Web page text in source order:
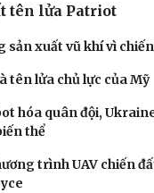
tên lửa Patriot
sản xuất vũ khí vì
tên lửa chủ lực của Mỹ
hóa quân đội,
thể
trình UAV chiến